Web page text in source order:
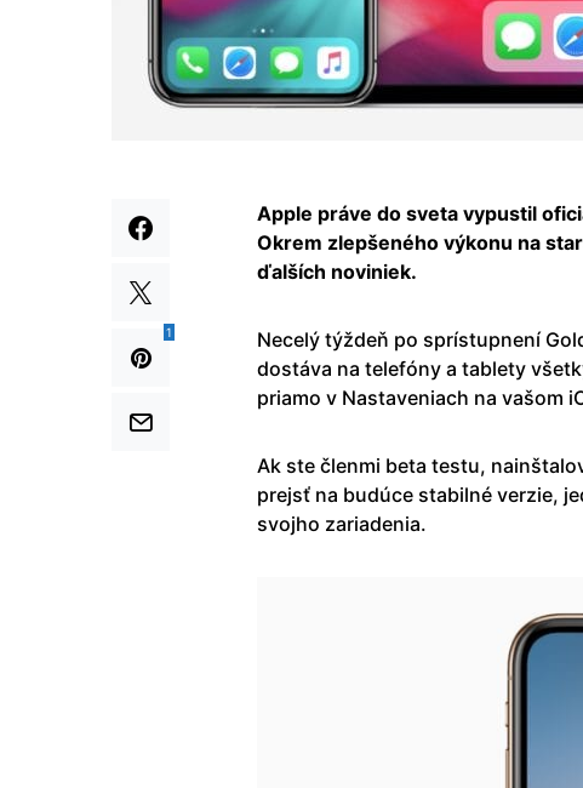
1
Apple práve do sveta vypustil
Okrem zlepšeného výkonu na
ďalších noviniek.
Necelý týždeň po sprístupnení
dostáva na telefóny a tablety
priamo v Nastaveniach na vašom
Ak ste členmi beta testu,
prejsť na budúce stabilné verzie,
svojho zariadenia.